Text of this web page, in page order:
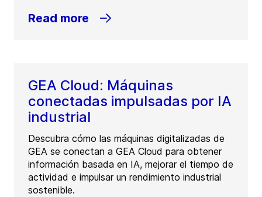
Read more
GEA Cloud: Máquinas
conectadas impulsadas por IA
industrial
Descubra cómo las máquinas digitalizadas de
GEA se conectan a GEA Cloud para obtener
información basada en IA, mejorar el tiempo de
actividad e impulsar un rendimiento industrial
sostenible.